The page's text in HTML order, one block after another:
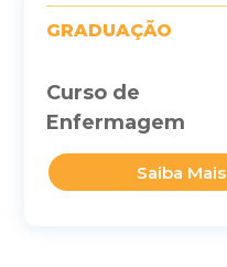
GRADUAÇÃO
Curso de
Enfermagem
Saiba Mais